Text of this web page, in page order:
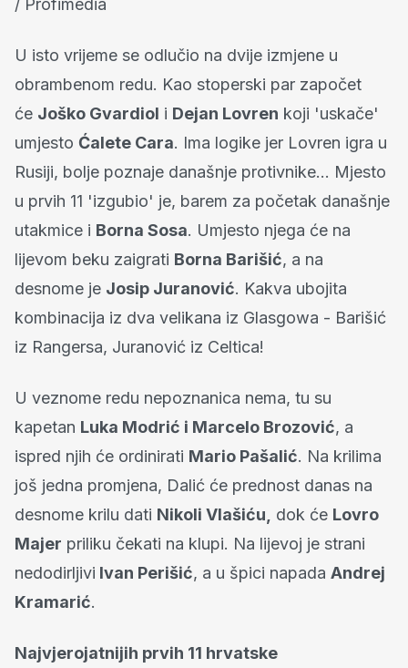
/ Profimedia
U isto vrijeme se odlučio na dvije izmjene u
obrambenom redu. Kao stoperski par započet
će Joško Gvardiol i Dejan Lovren koji 'uskače'
umjesto Ćalete Cara. Ima logike jer Lovren igra u
Rusiji, bolje poznaje današnje protivnike... Mjesto
u prvih 11 'izgubio' je, barem za početak današnje
utakmice i Borna Sosa. Umjesto njega će na
lijevom beku zaigrati Borna Barišić, a na
desnome je Josip Juranović. Kakva ubojita
kombinacija iz dva velikana iz Glasgowa - Barišić
iz Rangersa, Juranović iz Celtica!
U veznome redu nepoznanica nema, tu su
kapetan Luka Modrić i Marcelo Brozović, a
ispred njih će ordinirati Mario Pašalić. Na krilima
još jedna promjena, Dalić će prednost danas na
desnome krilu dati Nikoli Vlašiću, dok će Lovro
Majer priliku čekati na klupi. Na lijevoj je strani
nedodirljivi Ivan Perišić, a u špici napada Andrej
Kramarić.
Najvjerojatnijih prvih 11 hrvatske